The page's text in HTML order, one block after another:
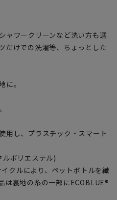
ャワークリーンなど洗い方も選
だけでの洗濯等、ちょっとした
に。
用し、プラスチック・スマート
ポリエステル)
クルにより、ペットボトルを繊
は裏地の糸の一部にECOBLUE®